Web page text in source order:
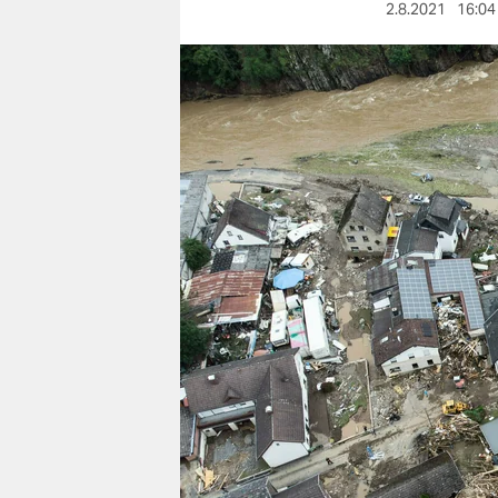
nord
wahrheit
verlag
verlag
veranstaltungen
shop
fragen & hilfe
unterstützen
abo
genossenschaft
2.8.2021